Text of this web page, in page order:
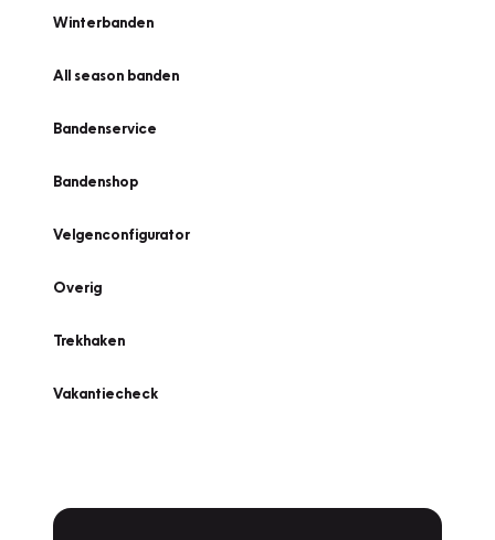
Winterbanden
All season banden
Bandenservice
Bandenshop
Velgenconfigurator
Overig
Trekhaken
Vakantiecheck